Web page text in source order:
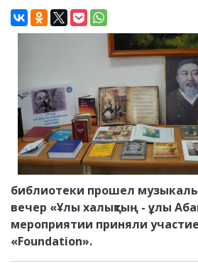
библиотеки прошел
вечер «Ұлы халықтың - ұлы
мероприятии приняли
«Fоundаtion».